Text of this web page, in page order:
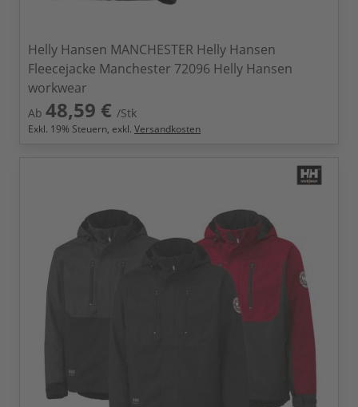
Helly Hansen MANCHESTER Helly Hansen
Fleecejacke Manchester 72096 Helly Hansen
workwear
Ab 48,59 € /Stk
Exkl. 19% Steuern, exkl. Versandkosten